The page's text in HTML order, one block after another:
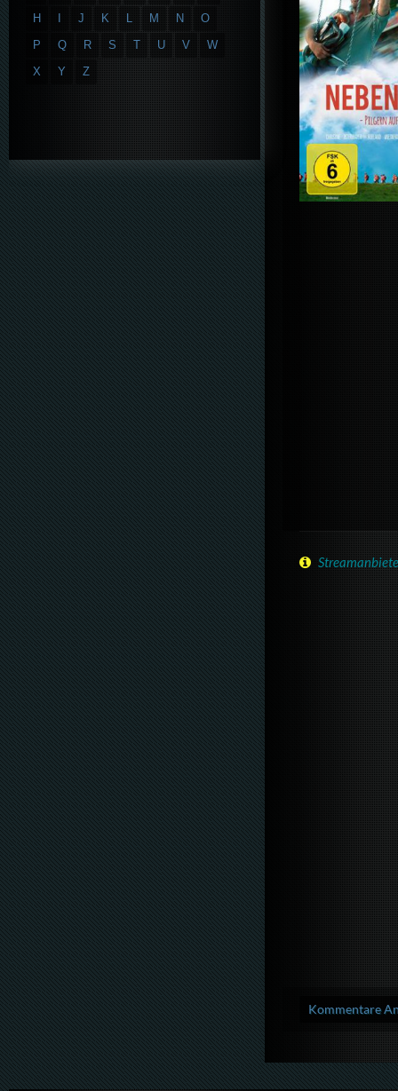
Kommentare
H
J K L M N
O
P
Q R S T U V
W
X
Y Z